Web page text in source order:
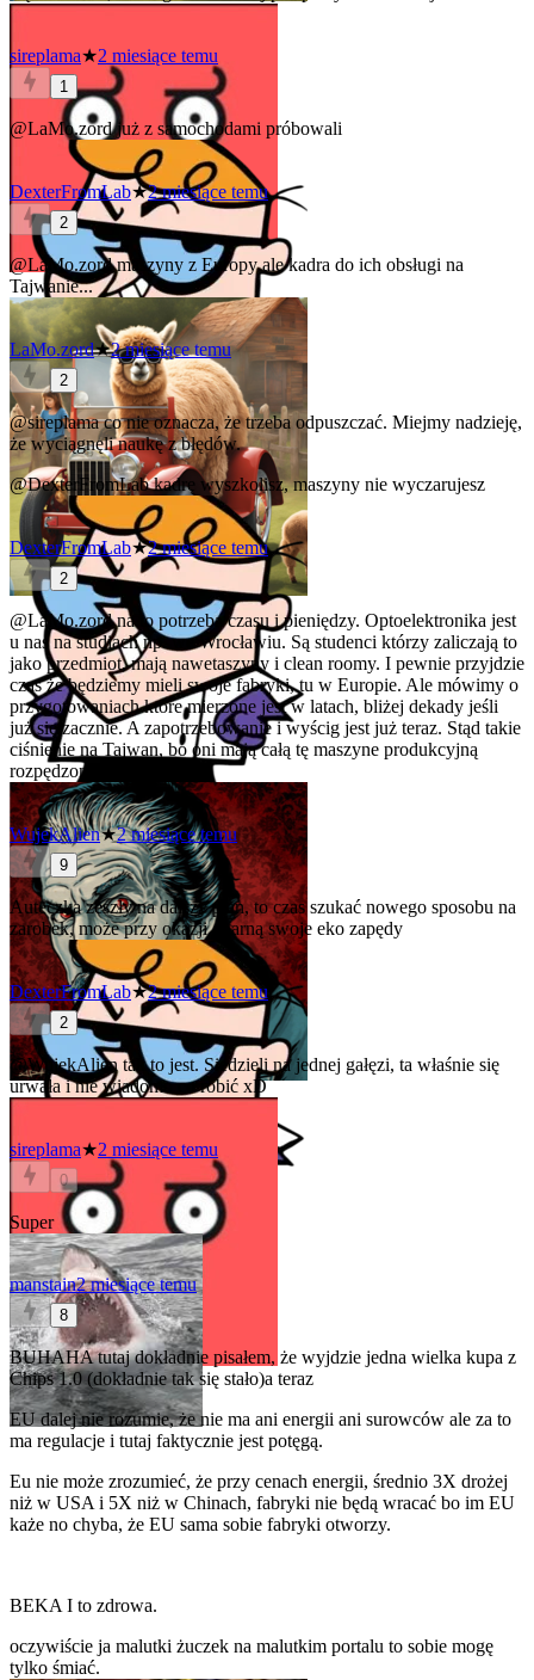
sireplama★2 miesiące temu
1
@LaMo.zordjuż z samochodami próbowali
DexterFromLab★2 miesiące temu
2
@LaMo.zordmaszyny z Europy ale kadra do ich obsługi na
Tajwanie...
LaMo.zord★2 miesiące temu
2
@sireplamaco nie oznacza, że trzeba odpuszczać. Miejmy nadzieję,
że wyciągnęli naukę z błędów.
@DexterFromLabkadrę wyszkolisz, maszyny nie wyczarujesz
DexterFromLab★2 miesiące temu
2
@LaMo.zordna to potrzeba czasu i pieniędzy. Optoelektronika jest
u nas na studiach np. we Wrocławiu. Są studenci którzy zaliczają to
jako przedmiot, mają nawetaszyny i clean roomy. I pewnie przyjdzie
czas że będziemy mieli swoje fabryki, tu w Europie. Ale mówimy o
przygotowaniach które mierzone jest w latach, bliżej dekady jeśli
już się zacznie. A zapotrzebowanie i wyścig jest już teraz. Stąd takie
ciśnienie na Tajwan, bo oni mają całą tę maszyne produkcyjną
rozpędzona już teraz.
WujekAlien★2 miesiące temu
9
Auteczka zeszły na dalszy plan, to czas szukać nowego sposobu na
zarobek, może przy okazji ogarną swoje eko zapędy
DexterFromLab★2 miesiące temu
2
@WujekAlien tak to jest. Siedzieli na jednej gałęzi, ta właśnie się
urwała i nie wiadomo co robić xD
sireplama★2 miesiące temu
0
Super
manstain2 miesiące temu
8
BUHAHA tutaj dokładnie pisałem, że wyjdzie jedna wielka kupa z
Chips 1.0 (dokładnie tak się stało)a teraz
EU dalej nie rozumie, że nie ma ani energii ani surowców ale za to
ma regulacje i tutaj faktycznie jest potęgą.
Eu nie może zrozumieć, że przy cenach energii, średnio 3X drożej
niż w USA i 5X niż w Chinach, fabryki nie będą wracać bo im EU
każe no chyba, że EU sama sobie fabryki otworzy.
BEKA I to zdrowa.
oczywiście ja malutki żuczek na malutkim portalu to sobie mogę
tylko śmiać.